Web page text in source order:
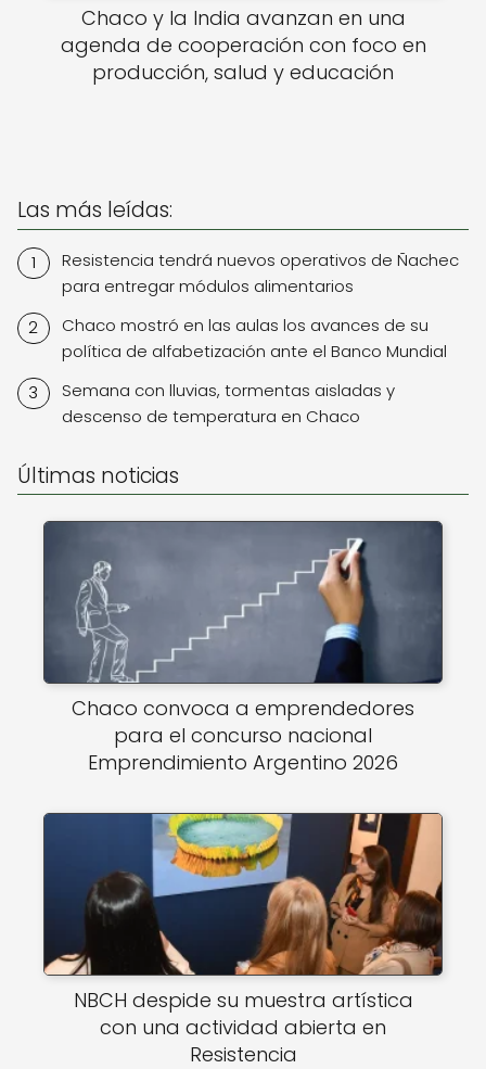
Chaco y la India avanzan en una
agenda de cooperación con foco en
producción, salud y educación
Las más leídas:
Resistencia tendrá nuevos operativos de Ñachec
para entregar módulos alimentarios
Chaco mostró en las aulas los avances de su
política de alfabetización ante el Banco Mundial
Semana con lluvias, tormentas aisladas y
descenso de temperatura en Chaco
Últimas noticias
Chaco convoca a emprendedores
para el concurso nacional
Emprendimiento Argentino 2026
NBCH despide su muestra artística
con una actividad abierta en
Resistencia